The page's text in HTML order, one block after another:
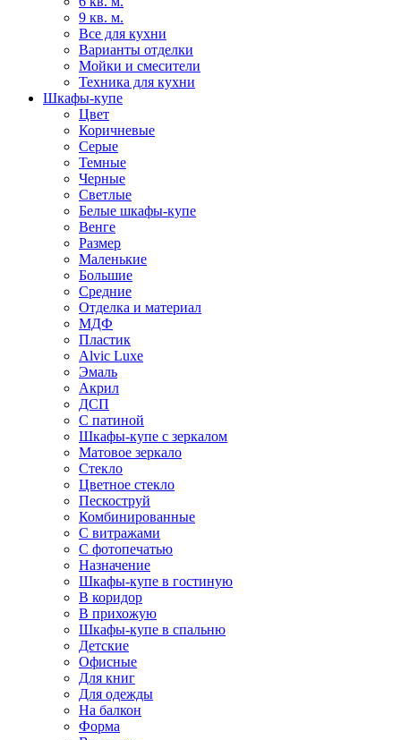
9 кв. м.
Все для кухни
Варианты отделки
Мойки и смесители
Техника для кухни
Шкафы-купе
Цвет
Коричневые
Серые
Темные
Черные
Светлые
Белые шкафы-купе
Венге
Размер
Маленькие
Большие
Средние
Отделка и материал
МДФ
Пластик
Alvic Luxe
Эмаль
Акрил
ДСП
С патиной
Шкафы-купе с зеркалом
Матовое зеркало
Стекло
Цветное стекло
Пескоструй
Комбинированные
С витражами
С фотопечатью
Назначение
Шкафы-купе в гостиную
В коридор
В прихожую
Шкафы-купе в спальню
Детские
Офисные
Для книг
Для одежды
На балкон
Форма